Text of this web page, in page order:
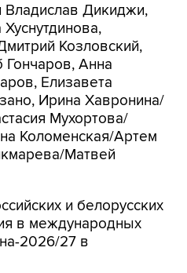
Владислав Дикиджи,
Козловский,
Гончаров, Анна
Елизавета
Ирина Хавронина/
Мухортова/
Коломенская/Артем
Матвей
и белорусских
в международных
2026/27 в